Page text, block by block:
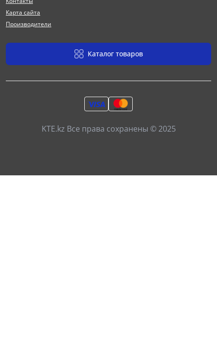
Карта сайта
Производители
Каталог товаров
KTE.kz Все права сохранены © 2025